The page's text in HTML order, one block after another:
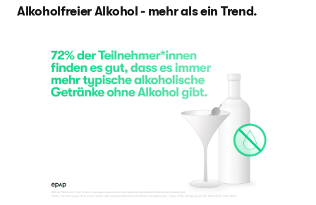
Alkoholfreier Alkohol - mehr als ein Trend.